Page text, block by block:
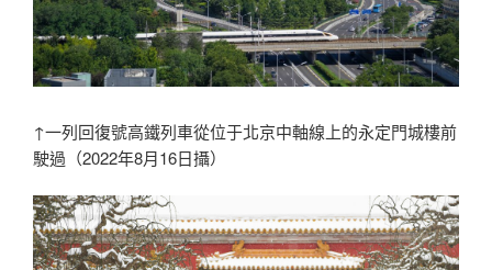
↑一列回復號高鐵列車從位于北京中軸線上的永定門城樓前
駛過（2022年8月16日攝）